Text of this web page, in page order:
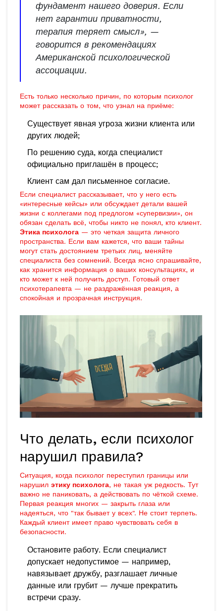
фундамент нашего доверия. Если
нет гарантии приватности,
терапия теряет смысл», —
говорится в рекомендациях
Американской психологической
ассоциации.
Есть только несколько причин, по которым психолог
может рассказать о том, что узнал на приёме:
Существует явная угроза жизни клиента или
других людей;
По решению суда, когда специалист
официально приглашён в процесс;
Клиент сам дал письменное согласие.
Если специалист рассказывает, что у него есть
«интересные кейсы» или обсуждает детали вашей
жизни с коллегами под предлогом «супервизии», он
обязан сделать всё, чтобы никто не понял, кто клиент.
Этика психолога — это четкая защита личного
пространства. Если вам кажется, что ваши тайны
могут стать достоянием третьих лиц, меняйте
специалиста без сомнений. Всегда ясно спрашивайте,
как хранится информация о ваших консультациях, и
кто может к ней получить доступ. Готовый ответ
психотерапевта — не раздражённая реакция, а
спокойная и прозрачная инструкция.
Что делать, если психолог
нарушил правила?
Ситуация, когда психолог переступил границы или
нарушил этику психолога, не такая уж редкость. Тут
важно не паниковать, а действовать по чёткой схеме.
Первая реакция многих — закрыть глаза или
надеяться, что "так бывает у всех". Не стоит терпеть.
Каждый клиент имеет право чувствовать себя в
безопасности.
Остановите работу. Если специалист
допускает недопустимое — например,
навязывает дружбу, разглашает личные
данные или грубит — лучше прекратить
встречи сразу.